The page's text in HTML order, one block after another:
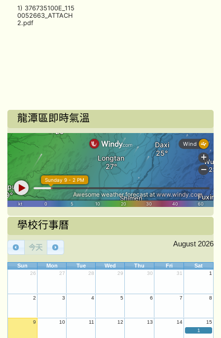
1) 376735100E_115
0052663_ATTACH
2.pdf
龍潭區即時氣溫
學校行事曆
今天 August 2026
Sun Mon Tue Wed Thu Fri Sat
26 27 28 29 30 31 1
2 3 4 5 6 7 8
9 10 11 12 13 14
15
1